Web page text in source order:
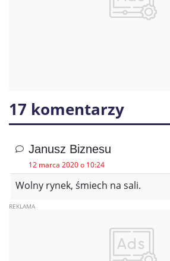
17 komentarzy
Janusz Biznesu
12 marca 2020 o 10:24
Wolny rynek, śmiech na sali.